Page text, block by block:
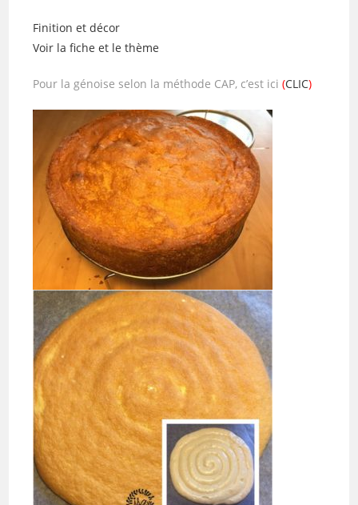
Finition et décor
Voir la fiche et le thème
Pour la génoise selon la méthode CAP, c’est ici(CLIC)